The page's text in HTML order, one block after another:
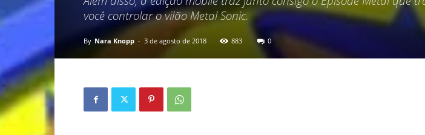
você controlar o vilão Metal Sonic.
By Nara Knopp - 3 de agosto de 2018 883 0